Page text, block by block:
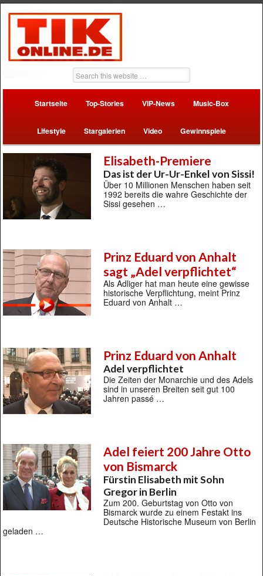
Startseite Top-Stories VIP-News Music-Box
Lifestyle Stargalerien Video Gewinnspiele
Elisabeth-Premiere
Das ist der Ur-Ur-Enkel von Sissi!
Über 10 Millionen Menschen haben seit
1992 bereits die wahre Geschichte der
Sissi gesehen …
Prinz Eduard von Anhalt
sagt „Adel verpflichtet“
Als Adliger hat man heute eine gewisse
historische Verpflichtung, meint Prinz
Eduard von Anhalt …
Prinz Eduard von Anhalt
Adel verpflichtet
Die Zeiten der Monarchie und des Adels
sind in unseren Breiten seit gut 100
Jahren passé …
Adel feiert 200 Jahre Otto
von Bismarck
Fürstin Elisabeth mit Sohn
Gregor in Berlin
Zum 200. Geburtstag von Otto von
Bismarck wurde zu einem Festakt ins
Deutsche Historische Museum von Berlin
geladen …